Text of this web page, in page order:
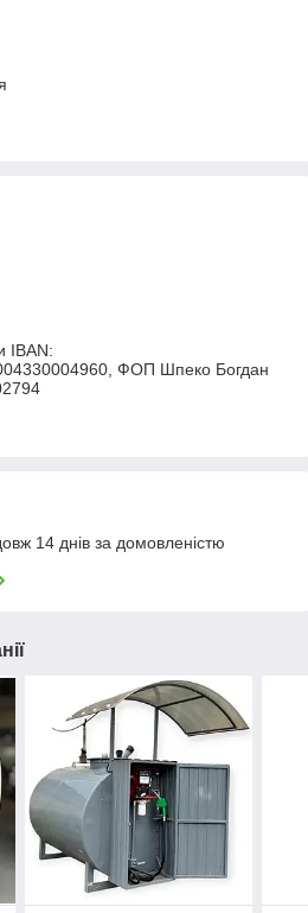
IBAN:
ФОП Шпеко Богдан
14 днів за домовленістю